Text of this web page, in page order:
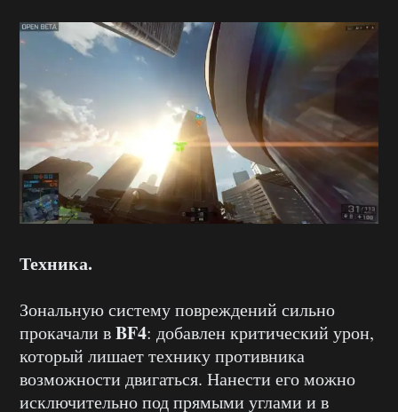
Техника.
Зональную систему повреждений сильно
прокачали вBF4: добавлен критический урон,
который лишает технику противника
возможности двигаться. Нанести его можно
исключительно под прямыми углами и в